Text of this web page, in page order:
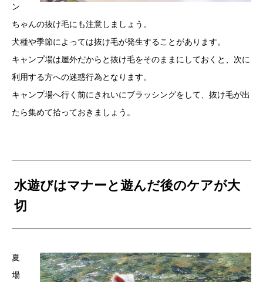
ン
ちゃんの抜け毛にも注意しましょう。
犬種や季節によっては抜け毛が発生することがあります。
キャンプ場は屋外だからと抜け毛をそのままにしておくと、次に
利用する方への迷惑行為となります。
キャンプ場へ行く前にきれいにブラッシングをして、抜け毛が出
たら集めて拾っておきましょう。
水遊びはマナーと遊んだ後のケアが大
切
夏
場